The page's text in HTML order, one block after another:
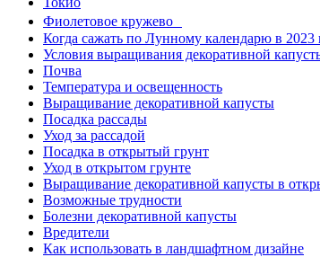
Фиолетовое кружево
Когда сажать по Лунному календарю в 2023
Условия выращивания декоративной
Почва
Температура и освещенность
Выращивание декоративной капусты
Посадка рассады
Уход за рассадой
Посадка в открытый грунт
Уход в открытом грунте
Выращивание декоративной капусты в
Возможные трудности
Болезни декоративной капусты
Вредители
Как использовать в ландшафтном дизайне